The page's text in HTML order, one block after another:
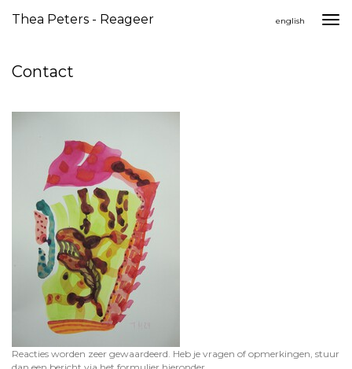
Thea Peters - Reageer english
Contact
Reacties worden zeer gewaardeerd. Heb je vragen of opmerkingen, stuur